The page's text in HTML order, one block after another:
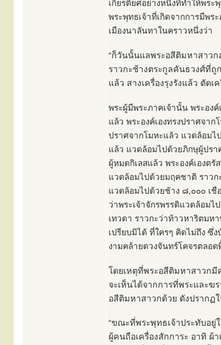
เกียรติยศอย่างหนึ่งที่ทำให้พระ
พระพุทธเจ้าที่เกิดจากการมีพ
เมืองนาลันทาในคราวหนึ่งว่า
“ก็วันนั้นแลพระอสีติมหาสาว
ราวกะช้างตระกูลคันธวงศ์ที่
แล้ว สางเครื่องรุงรังแล้ว ตัด
พระผู้มีพระภาคเจ้านั้น พระอง
แล้ว พระองค์เองทรงปราศจา
ปราศจากโมหะแล้ว แวดล้อมไ
แล้ว แวดล้อมไปด้วยภิกษุผู้ปรา
ผู้หมดกิเลสแล้ว พระองค์เองต
แวดล้อมไปด้วยมฤคชาติ ราว
แวดล้อมไปด้วยช้าง ๘,๐๐๐ เชื
ว่าพระเจ้าจักรพรรดิแวดล้อม
เทวดา ราวกะว่าท้าวหาริตม
เปรียบมิได้ ที่ใครๆ คิดไม่ถึง ซึ่
งามคล้ายดวงจันทร์โคจรตลอ
โดยเหตุที่พระอสีติมหาสาวก
จะเห็นได้จากการที่พระและฆ
อสีติมหาสาวกด้วย ดังปรากฏ
“ขณะที่พระพุทธเจ้าประทับอ
ผู้คนถือเครื่องสักการะ อาทิ ผ้